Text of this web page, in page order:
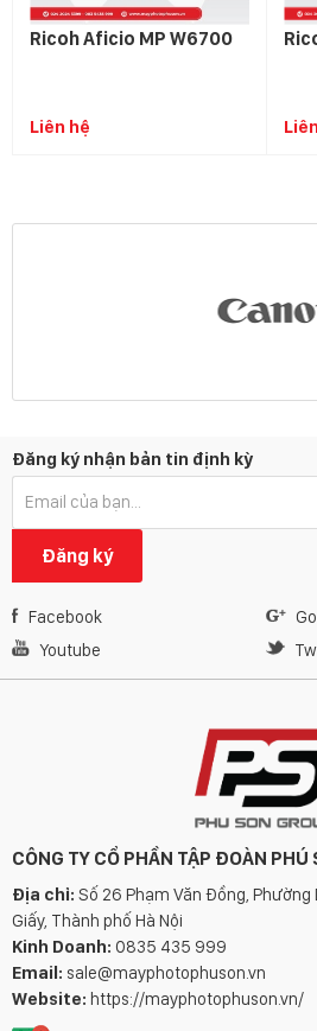
Ricoh Aficio MP W6700
Liên hệ
Đăng ký nhận bản tin định kỳ
Đăng ký
Facebook
Youtube
CÔNG TY CỔ PHẦN TẬP ĐOÀN PHÚ
Địa chỉ: Số 26 Phạm Văn Đồng, Phường
Giấy, Thành phố Hà Nội
Kinh Doanh: 0835 435 999
Email: sale@mayphotophuson.vn
Website: https://mayphotophuson.vn/